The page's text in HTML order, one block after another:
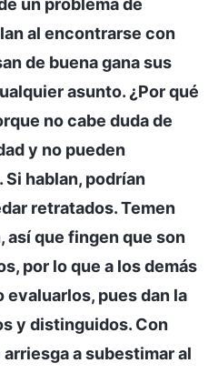
al encontrarse con
de buena gana sus
asunto. ¿Por qué
no cabe duda de
y no pueden
hablan, podrían
retratados. Temen
así que fingen que son
por lo que a los demás
pues dan la
y distinguidos. Con
a subestimar al